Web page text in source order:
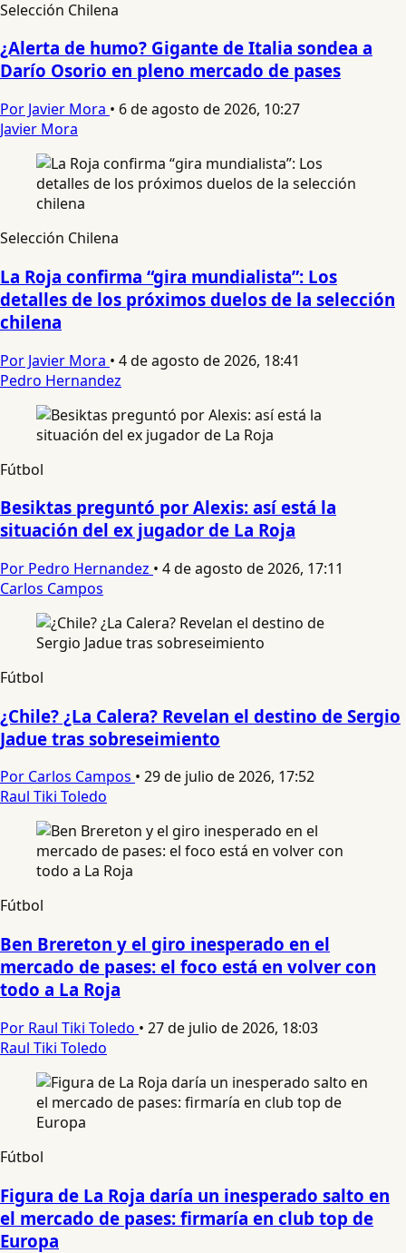
Selección Chilena
¿Alerta de humo? Gigante de Italia sondea a
Darío Osorio en pleno mercado de pases
Por Javier Mora • 6 de agosto de 2026, 10:27
Javier Mora
Selección Chilena
La Roja confirma “gira mundialista”: Los
detalles de los próximos duelos de la selección
chilena
Por Javier Mora • 4 de agosto de 2026, 18:41
Pedro Hernandez
Fútbol
Besiktas preguntó por Alexis: así está la
situación del ex jugador de La Roja
Por Pedro Hernandez • 4 de agosto de 2026, 17:11
Carlos Campos
Fútbol
¿Chile? ¿La Calera? Revelan el destino de Sergio
Jadue tras sobreseimiento
Por Carlos Campos • 29 de julio de 2026, 17:52
Raul Tiki Toledo
Fútbol
Ben Brereton y el giro inesperado en el
mercado de pases: el foco está en volver con
todo a La Roja
Por Raul Tiki Toledo • 27 de julio de 2026, 18:03
Raul Tiki Toledo
Fútbol
Figura de La Roja daría un inesperado salto en
el mercado de pases: firmaría en club top de
Europa